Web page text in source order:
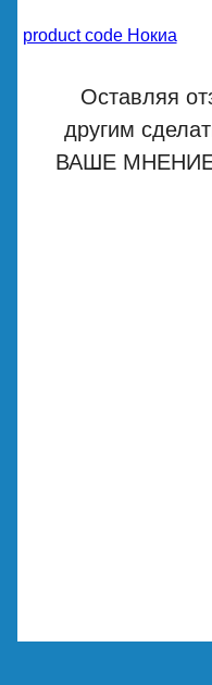
product code Нокиа
Оставляя
другим
ВАШЕ